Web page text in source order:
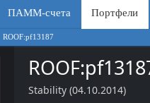
ПАММ-счета Портфели
ROOF:pf13187
Stability (04.10.2014)